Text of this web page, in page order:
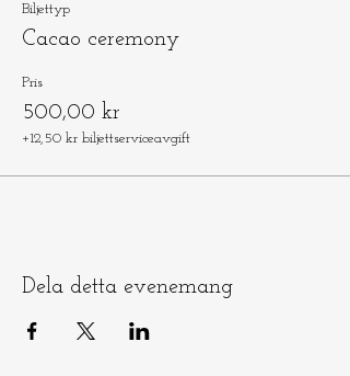
Biljettyp
Cacao ceremony
Pris
500,00 kr
+12,50 kr biljettserviceavgift
Dela detta evenemang